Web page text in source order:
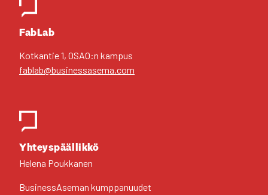
FabLab
Kot­kan­tie 1, OSAO:n kam­pus
fablab@businessasema.com
Yhteys­pääl­lik­kö
Hele­na Pouk­ka­nen
Business­Aseman kump­pa­nuu­det